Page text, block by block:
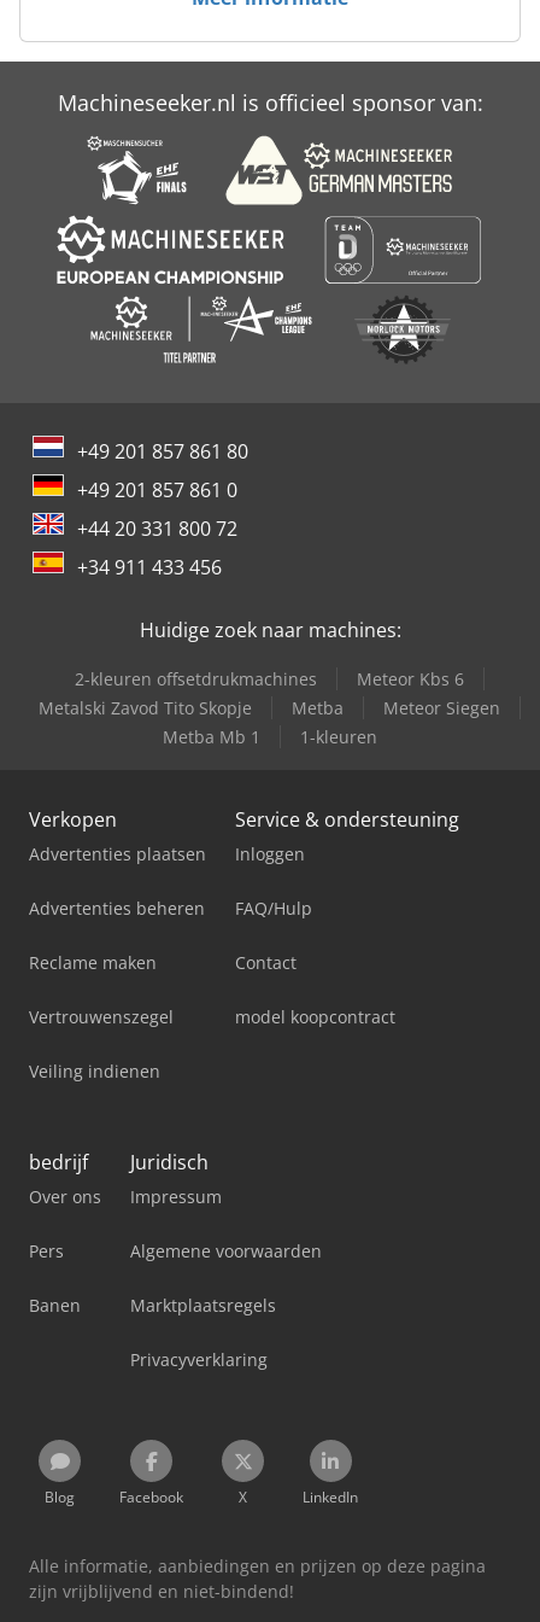
Machineseeker.nl is officieel sponsor van:
+49 201 857 861 80
+49 201 857 861 0
+44 20 331 800 72
+34 911 433 456
Huidige zoek naar machines:
2-kleuren offsetdrukmachines
Meteor Kbs 6
Metalski Zavod Tito Skopje
Metba
Meteor Siegen
Metba Mb 1
1-kleuren
Verkopen
Advertenties plaatsen
Advertenties beheren
Reclame maken
Vertrouwenszegel
Veiling indienen
Service & ondersteuning
Inloggen
FAQ/Hulp
Contact
model koopcontract
bedrijf
Over ons
Pers
Banen
Juridisch
Impressum
Algemene voorwaarden
Marktplaatsregels
Privacyverklaring
Blog Facebook X LinkedIn
Alle informatie, aanbiedingen en prijzen op deze pagina
zijn vrijblijvend en niet-bindend!